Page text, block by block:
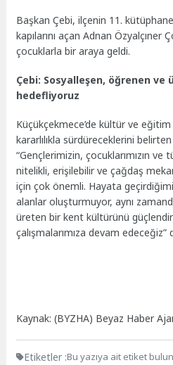
Başkan Çebi, ilçenin 11.
kapılarını açan Adnan Özyalçıner
çocuklarla bir araya geldi.
Çebi: Sosyalleşen, öğrenen
hedefliyoruz
Küçükçekmece’de kültür ve eğitim
kararlılıkla sürdüreceklerini
“Gençlerimizin, çocuklarımızın
nitelikli, erişilebilir ve çağdaş
için çok önemli. Hayata
alanlar oluşturmuyor, aynı
üreten bir kent kültürünü
çalışmalarımıza devam
Kaynak: (BYZHA) Beyaz Haber
Etiketler :Bu yazıya ait etiket